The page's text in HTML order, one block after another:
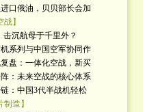
进口俄油，贝贝部长会加
战】
击沉航母于千里外？
机系列与中国空军协同作
复盘：一体化空战，新买
阵：未来空战的核心体系
链：中国3代半战机轻松
制造】